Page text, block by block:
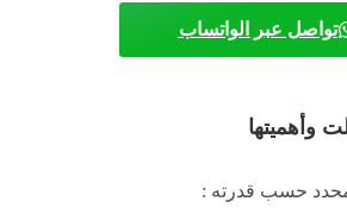
تواصل عبر الواتساب
وأهميتها
حسب قدرته :